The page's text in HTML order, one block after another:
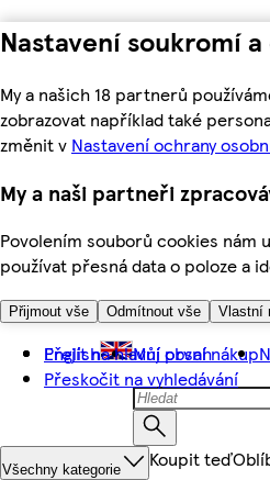
Nastavení soukromí
My a našich 18 partnerů
zobrazovat například také
změnit v Nastavení ochrany
My a naši partneři
Povolením souborů cookies nám
používat přesná data o poloze a
Přijmout vše Odmítnout vše Vlastní
Přejít na hlavní obsah
Přeskočit na vyhledávání
English Můj první nákup
Všechny kategorie Koupit teď